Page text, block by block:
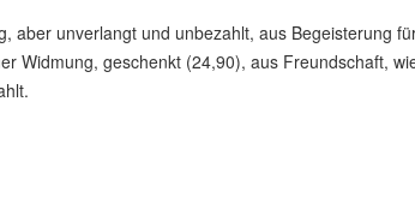
aber unverlangt und unbezahlt, aus Begeisterung
Widmung, geschenkt (24,90), aus Freundschaft,